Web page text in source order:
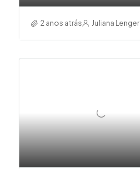
2 anos atrás Juliana Lenger